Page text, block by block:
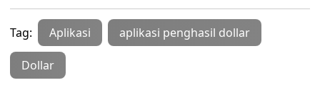
Tag: Aplikasi aplikasi penghasil dollar
Dollar